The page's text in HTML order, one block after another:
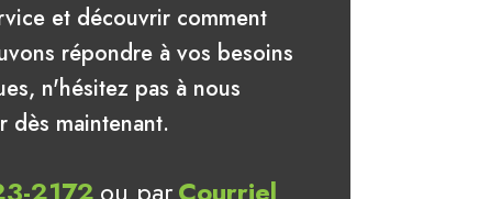
et découvrir comment
répondre à vos besoins
n'hésitez pas à nous
dès maintenant.